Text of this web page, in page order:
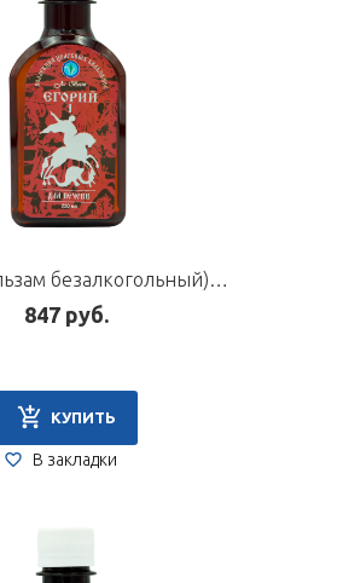
Сироп (бальзам безалкогольный) «Егорий I», 220 мл
847 руб.
КУПИТЬ
В закладки